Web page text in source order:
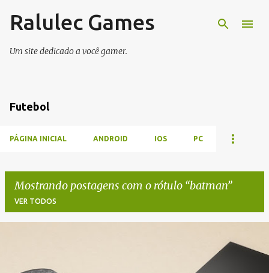
Pular para o conteúdo principal
Ralulec Games
Um site dedicado a você gamer.
Futebol
PÁGINA INICIAL ANDROID IOS PC
Mostrando postagens com o rótulo batman
VER TODOS